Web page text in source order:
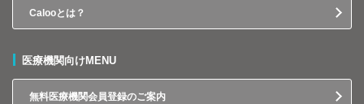
Calooとは？
医療機関向けMENU
無料医療機関会員登録のご案内